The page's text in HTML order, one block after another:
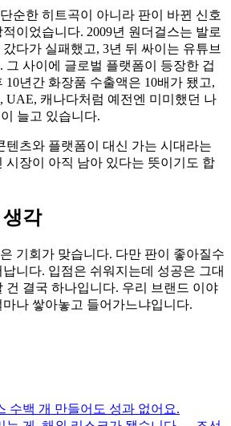
순한 히트곡이 아니라 판이 바뀐 신호
이었습니다. 2009년 원더걸스는 발로
다가 실패했고, 3년 뒤 싸이는 유튜브
그 사이에 글로벌 플랫폼이 등장한 겁
10년간 화장품 수출액은 10배가 됐고,
UAE, 캐나다처럼 예전엔 미미했던 나
늘고 있습니다.
텐츠와 플랫폼이 대신 가는 시대라는
시장이 아직 남아 있다는 뜻이기도 합
각
기회가 맞습니다. 다만 판이 좋아질수
니다. 입점은 쉬워지는데 성공은 그대
건 결국 하나입니다. 우리 브랜드 이야
나 쌓아놓고 들어가느냐입니다.
수백 개 만들어도 성과 없어요.